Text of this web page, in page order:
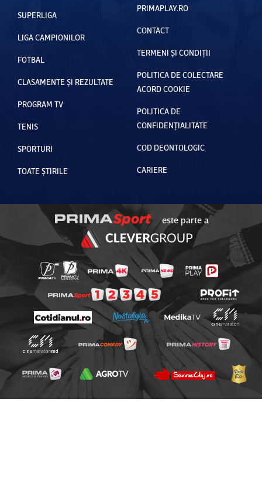
SUPERLIGA
LIGA CAMPIONILOR
FOTBAL
CLASAMENTE ȘI REZULTATE
PROGRAM TV
TENIS
SPORTURI
TOATE ȘTIRILE
PRIMAPLAY.RO
CONTACT
TERMENI ȘI CONDIȚII
POLITICA DE COLECTARE
ACORD COOKIE
POLITICA DE
CONFIDENȚIALITATE
COD DEONTOLOGIC
CARIERE
este parte a